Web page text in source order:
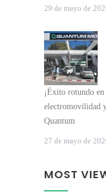
29 de mayo de
¡Éxito rotundo
electromovilidad
Quantum
27 de mayo de
MOST